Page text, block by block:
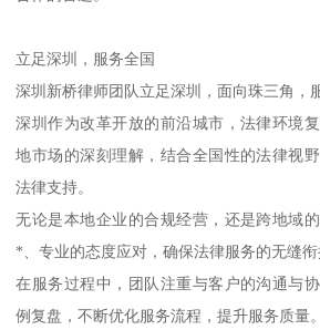
立足深圳，服务全国
深圳新桥律师团队立足深圳，面向珠三角，
深圳作为改革开放的前沿城市，法律环境
地市场的深刻理解，结合全国性的法律视
法律支持。
无论是本地企业的合规经营，还是跨地域
*、专业的态度应对，确保法律服务的无缝衔
在服务过程中，团队注重与客户的沟通与
例复盘，不断优化服务流程，提升服务质量。